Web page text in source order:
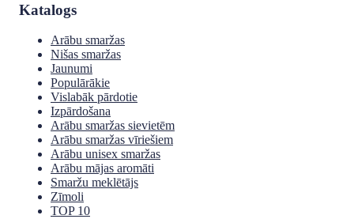
Katalogs
Arābu smaržas
Nišas smaržas
Jaunumi
Populārākie
Vislabāk pārdotie
Izpārdošana
Arābu smaržas sievietēm
Arābu smaržas vīriešiem
Arābu unisex smaržas
Arābu mājas aromāti
Smaržu meklētājs
Zīmoli
TOP 10